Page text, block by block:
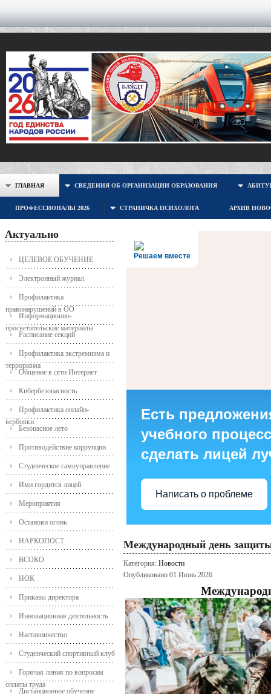
ГЛАВНАЯ СВЕДЕНИЯ ОБ ОРГАНИЗАЦИИ ОБРАЗОВАНИЯ
ПРОФЕССИОНАЛЫ 2026 СТРАНИЧКА ПСИХОЛОГА АРХИВ
Актуально
ЦЕЛЕВОЕ ОБУЧЕНИЕ
Электронный журнал
Профилактика
правонарушений в ОО
Информационно-
просветительские материалы
Расписание секций
Профилактика экстремизма и
терроризма
Общение в сети Интернет
Кибербезопасность
Профилактика онлайн-
вербовки
Безопасное лето
Противодействие коррупции
Студенческое самоуправление
Ими гордится лицей
Мероприятия
Останови огонь
НАРКОПОСТ
ВСОКО
НОК
Приказы директора
Инновационная деятельность
Наставничество
Студенческий спортивный клуб
Горячая линия по вопросам
оплаты труда
Дистанционное обучение
Решаем вместе
Есть
учебного
сделать лицей
Написать о проблеме
Международный день
Категория: Новости
Опубликовано 01 Июнь 2026